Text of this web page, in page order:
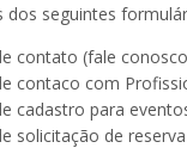
seguintes
contato (fale
contaco com
cadastro para
solicitação de